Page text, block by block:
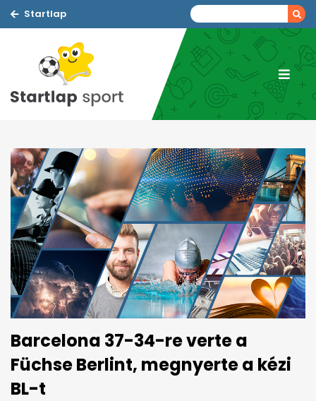
Startlap
Barcelona 37-34-re verte a
Füchse Berlint, megnyerte a kézi
BL-t